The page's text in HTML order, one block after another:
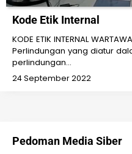
Kode Etik Internal
KODE ETIK INTERNAL
Perlindungan yang diatur
perlindungan…
24 September 2022
Pedoman Media Siber